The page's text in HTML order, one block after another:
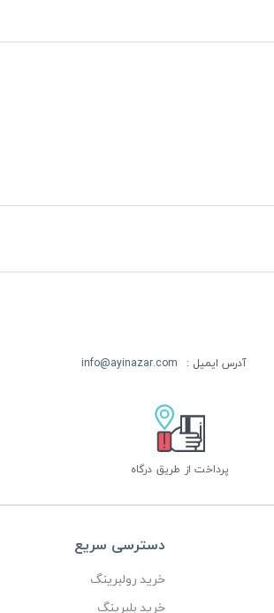
آدرس ایمیل : info@ayinazar.com
پرداخت از طریق درگاه
دسترسی سریع
خرید رولبرینگ
خرید بلبرینگ